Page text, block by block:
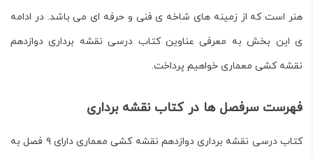
هنر است که از زمینه های شاخه ی فنی و حرفه ای می باشد. در ادامه
ی این بخش به معرفی عناوینکتاب درسی نقشه برداری دوازدهم
نقشه کشی معماری خواهیم پرداخت.
فهرست سرفصل ها در کتاب نقشه برداری
کتاب درسی نقشه برداری
دوازدهم نقشه کشی معماری دارای ۹ فصل به